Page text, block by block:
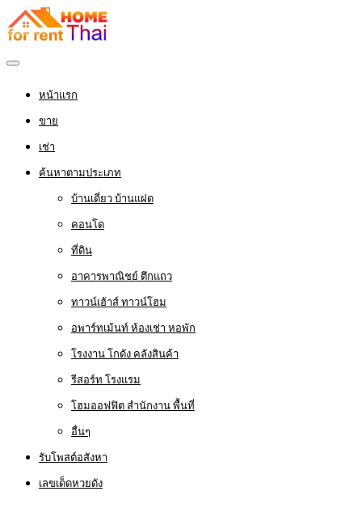
หน้าแรก
ขาย
เช่า
ค้นหาตามประเภท
บ้านเดี่ยว บ้านแฝด
คอนโด
ที่ดิน
อาคารพาณิชย์ ตึกแถว
ทาวน์เฮ้าส์ ทาวน์โฮม
อพาร์ทเม้นท์ ห้องเช่า หอพัก
โรงงาน โกดัง คลังสินค้า
รีสอร์ท โรงแรม
โฮมออฟฟิต สำนักงาน พื้นที่
อื่นๆ
รับโพสต์อสังหา
เลขเด็ดหวยดัง